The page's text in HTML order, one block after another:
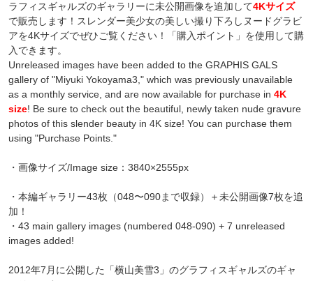
ラフィスギャルズのギャラリーに未公開画像を追加して4Kサイズ
で販売します！スレンダー美少女の美しい撮り下ろしヌードグラビ
アを4Kサイズでぜひご覧ください！「購入ポイント」を使用して購
入できます。
Unreleased images have been added to the GRAPHIS GALS
gallery of "Miyuki Yokoyama3," which was previously unavailable
as a monthly service, and are now available for purchase in4K
size! Be sure to check out the beautiful, newly taken nude gravure
photos of this slender beauty in 4K size! You can purchase them
using "Purchase Points."
・画像サイズ/Image size：3840×2555px
・本編ギャラリー43枚（048〜090まで収録）＋未公開画像7枚を追
加！
・43 main gallery images (numbered 048-090) + 7 unreleased
images added!
2012年7月に公開した「横山美雪3」のグラフィスギャルズのギャ